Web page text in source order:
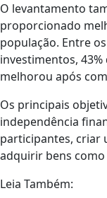
O levantamento
proporcionado
população. Entre
investimentos,
melhorou após
Os principais
independência
participantes, criar
adquirir bens como
Leia Também: